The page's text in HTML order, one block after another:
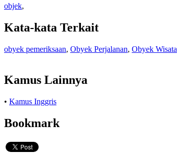
objek,
Kata-kata Terkait
obyek pemeriksaan, Obyek Perjalanan, Obyek Wisata
Kamus Lainnya
• Kamus Inggris
Bookmark